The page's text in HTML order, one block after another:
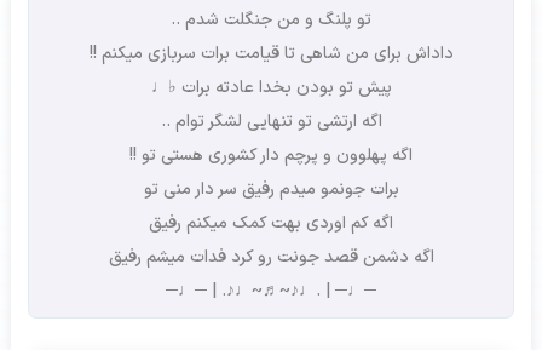
تو پلنگ و من جنگلت شدم ..
داداش برای من شاهی تا قیامت برات سربازی میکنم !!
پیش تو بودن بخدا عادته برات ♭♩
اگه ارتشی تو تنهایی لشگر توام ..
اگه پهلوون و پرچم دار کشوری هستی تو !!
برات جونمو میدم رفیق سر دار منی تو
اگه کم اوردی بهت کمک میکنم رفیق
اگه دشمن قصد جونت رو کرد فدات میشم رفیق
─♩─ | .♩♪~♬~♩♪. | ─♩─